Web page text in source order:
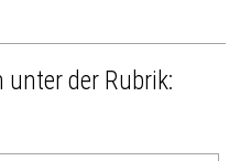
der Rubrik: